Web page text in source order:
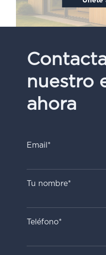
nuestro
ahora
Email*
Tu nombre*
Teléfono*